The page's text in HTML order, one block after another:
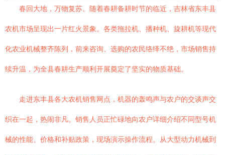
春回大地，万物复苏。随着春耕备耕时节的临近，吉林省东丰县
农机市场呈现出一片红火景象。各类拖拉机、播种机、旋耕机等现代
化农业机械整齐陈列，前来咨询、选购的农民络绎不绝，市场销售持
续升温，为全县春耕生产顺利开展奠定了坚实的物质基础。
走进东丰县各大农机销售网点，机器的轰鸣声与农户的交谈声交
织在一起，热闹非凡。销售人员正忙碌地向农户详细介绍不同型号机
械的性能、价格和补贴政策，现场演示操作流程。从大型动力机械到